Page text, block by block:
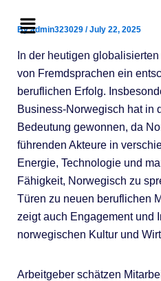
Menu
Byadmin323029 /July 22, 2025
In der heutigen
von Fremdsprachen ein
beruflichen Erfolg.
Business-Norwegisch hat in
Bedeutung gewonnen, da
führenden Akteure in
Energie, Technologie und
Fähigkeit, Norwegisch zu
Türen zu neuen beruflichen
zeigt auch Engagement und
norwegischen Kultur und
Arbeitgeber schätzen